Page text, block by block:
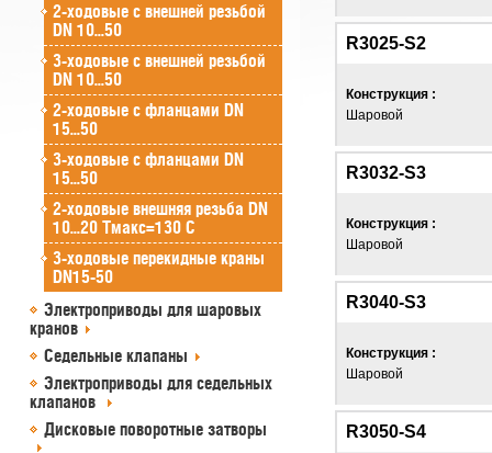
2-ходовые с внешней резьбой
DN 10...50
3-ходовые с внешней резьбой
DN 10...50
2-ходовые с фланцами DN
15...50
3-ходовые с фланцами DN
15...50
2-ходовые внешняя резьба DN
10...20 Tмакс=130 C
3-ходовые перекидные краны
DN15-50
Электроприводы для шаровых
кранов
Седельные клапаны
Электроприводы для седельных
клапанов
Дисковые поворотные затворы
R3025-S2
Конструкция :
Шаровой
R3032-S3
Конструкция :
Шаровой
R3040-S3
Конструкция :
Шаровой
R3050-S4